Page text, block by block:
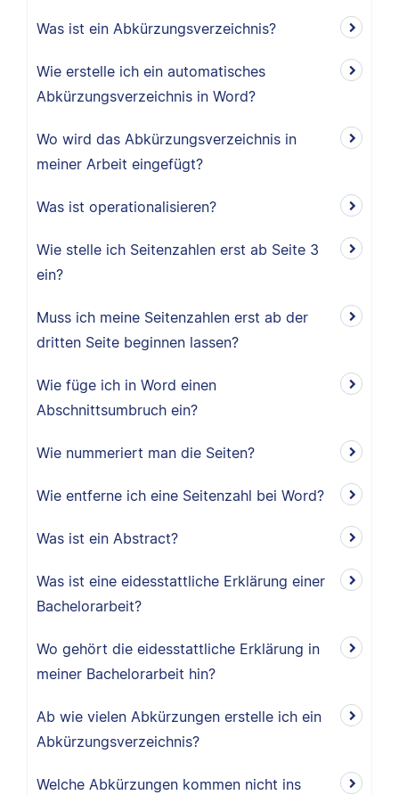
Was ist ein Abkürzungsverzeichnis?
Wie erstelle ich ein automatisches
Abkürzungsverzeichnis in Word?
Wo wird das Abkürzungsverzeichnis in
meiner Arbeit eingefügt?
Was ist operationalisieren?
Wie stelle ich Seitenzahlen erst ab Seite 3
ein?
Muss ich meine Seitenzahlen erst ab der
dritten Seite beginnen lassen?
Wie füge ich in Word einen
Abschnittsumbruch ein?
Wie nummeriert man die Seiten?
Wie entferne ich eine Seitenzahl bei Word?
Was ist ein Abstract?
Was ist eine eidesstattliche Erklärung einer
Bachelorarbeit?
Wo gehört die eidesstattliche Erklärung in
meiner Bachelorarbeit hin?
Ab wie vielen Abkürzungen erstelle ich ein
Abkürzungsverzeichnis?
Welche Abkürzungen kommen nicht ins